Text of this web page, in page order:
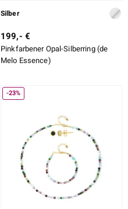
Silber
199,- €
Pinkfarbener Opal-Silberring (de
Melo Essence)
-23%